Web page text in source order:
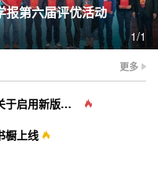
报第六届评优活动
1/1
更多
《重庆大学学报（社会科学版）》关于启用新版投审稿系统的通知
橱上线